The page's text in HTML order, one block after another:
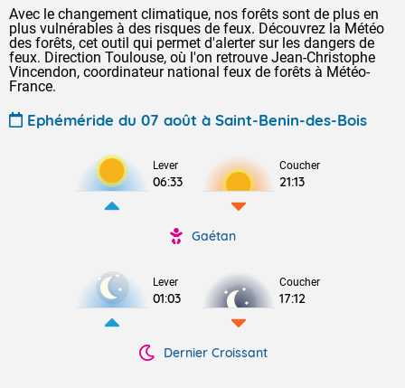
Avec le changement climatique, nos forêts sont de plus en
plus vulnérables à des risques de feux. Découvrez la Météo
des forêts, cet outil qui permet d'alerter sur les dangers de
feux. Direction Toulouse, où l'on retrouve Jean-Christophe
Vincendon, coordinateur national feux de forêts à Météo-
France.
Ephéméride du 07 août à Saint-Benin-des-Bois
Lever
06:33
Coucher
21:13
Gaétan
Lever
01:03
Coucher
17:12
Dernier Croissant